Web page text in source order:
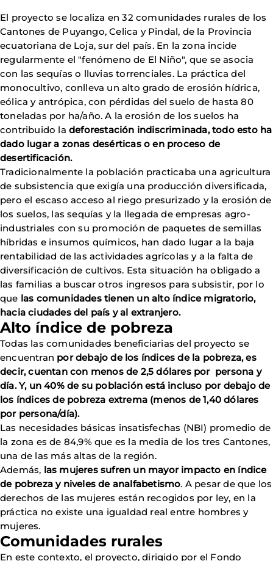
El proyecto se localiza en 32 comunidades rurales de los
Cantones de Puyango, Celica y Pindal, de la Provincia
ecuatoriana de Loja, sur del país. En la zona incide
regularmente el "fenómeno de El Niño", que se asocia
con las sequías o lluvias torrenciales. La práctica del
monocultivo, conlleva un alto grado de erosión hídrica,
eólica y antrópica, con pérdidas del suelo de hasta 80
toneladas por ha/año. A la erosión de los suelos ha
contribuido la deforestación indiscriminada, todo esto ha
dado lugar a zonas desérticas o en proceso de
desertificación.
Tradicionalmente la población practicaba una agricultura
de subsistencia que exigía una producción diversificada,
pero el escaso acceso al riego presurizado y la erosión de
los suelos, las sequías y la llegada de empresas agro-
industriales con su promoción de paquetes de semillas
híbridas e insumos químicos, han dado lugar a la baja
rentabilidad de las actividades agrícolas y a la falta de
diversificación de cultivos. Esta situación ha obligado a
las familias a buscar otros ingresos para subsistir, por lo
que las comunidades tienen un alto índice migratorio,
hacia ciudades del país y al extranjero.
Alto índice de pobreza
Todas las comunidades beneficiarias del proyecto se
encuentran por debajo de los índices de la pobreza, es
decir, cuentan con menos de 2,5 dólares por persona y
día. Y, un 40% de su población está incluso por debajo de
los índices de pobreza extrema (menos de 1,40 dólares
por persona/día).
Las necesidades básicas insatisfechas (NBI) promedio de
la zona es de 84,9% que es la media de los tres Cantones,
una de las más altas de la región.
Además, las mujeres sufren un mayor impacto en índice
de pobreza y niveles de analfabetismo. A pesar de que los
derechos de las mujeres están recogidos por ley, en la
práctica no existe una igualdad real entre hombres y
mujeres.
Comunidades rurales
En este contexto, el proyecto, dirigido por el Fondo